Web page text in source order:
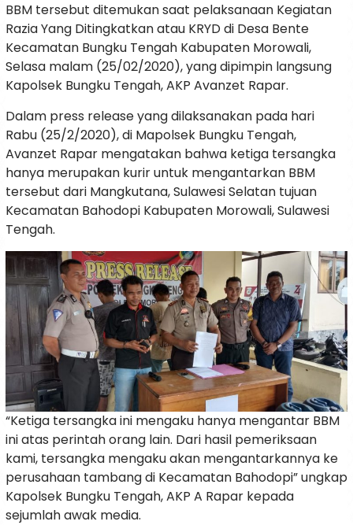
BBM tersebut ditemukan saat pelaksanaan Kegiatan
Razia Yang Ditingkatkan atau KRYD di Desa Bente
Kecamatan Bungku Tengah Kabupaten Morowali,
Selasa malam (25/02/2020), yang dipimpin langsung
Kapolsek Bungku Tengah, AKP Avanzet Rapar.
Dalam press release yang dilaksanakan pada hari
Rabu (25/2/2020), di Mapolsek Bungku Tengah,
Avanzet Rapar mengatakan bahwa ketiga tersangka
hanya merupakan kurir untuk mengantarkan BBM
tersebut dari Mangkutana, Sulawesi Selatan tujuan
Kecamatan Bahodopi Kabupaten Morowali, Sulawesi
Tengah.
“Ketiga tersangka ini mengaku hanya mengantar BBM
ini atas perintah orang lain. Dari hasil pemeriksaan
kami, tersangka mengaku akan mengantarkannya ke
perusahaan tambang di Kecamatan Bahodopi” ungkap
Kapolsek Bungku Tengah, AKP A Rapar kepada
sejumlah awak media.